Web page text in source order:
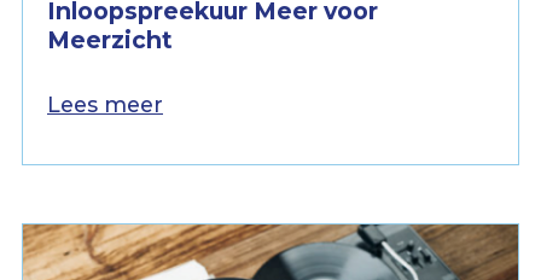
Inloopspreekuur Meer voor
Meerzicht
Lees meer